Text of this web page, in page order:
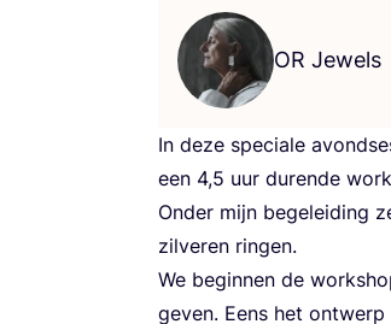
OR Jewels
In deze spe­ci­a­le
een 4,5 uur duren­de
Onder mijn bege­lei­ding
zil­ve­ren ringen.
We begin­nen de
geven. Eens het